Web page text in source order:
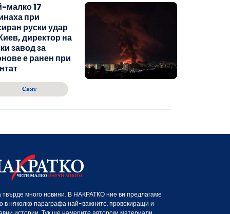
малко 17
при
руски удар
директор на
завод за
е ранен при
Свят
твърде много новини. В НАКРАТКО ние ви предлагаме
в няколко параграфа най-важните, провокиращи и